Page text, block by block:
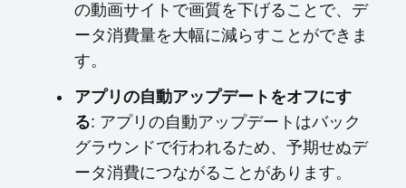
の動画サイトで画質を下げることで、デ
ータ消費量を大幅に減らすことができま
す。
アプリの自動アップデートをオフにす
る: アプリの自動アップデートはバック
グラウンドで行われるため、予期せぬデ
ータ消費につながることがあります。